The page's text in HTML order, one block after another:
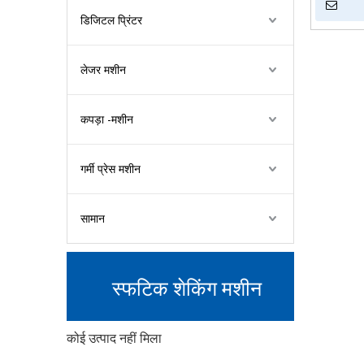
डिजिटल प्रिंटर
लेजर मशीन
कपड़ा -मशीन
गर्मी प्रेस मशीन
सामान
स्फटिक शेकिंग मशीन
कोई उत्पाद नहीं मिला
स्फटिक